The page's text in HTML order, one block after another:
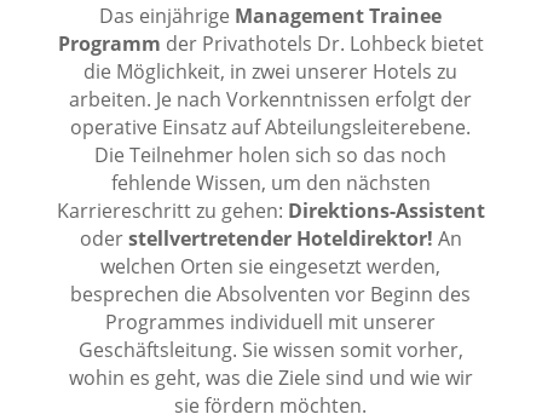
Das einjährige Management Trainee
Programm der Privathotels Dr. Lohbeck bietet
die Möglichkeit, in zwei unserer Hotels zu
arbeiten. Je nach Vorkenntnissen erfolgt der
operative Einsatz auf Abteilungsleiterebene.
Die Teilnehmer holen sich so das noch
fehlende Wissen, um den nächsten
Karriereschritt zu gehen: Direktions-Assistent
oderstellvertretender Hoteldirektor! An
welchen Orten sie eingesetzt werden,
besprechen die Absolventen vor Beginn des
Programmes individuell mit unserer
Geschäftsleitung. Sie wissen somit vorher,
wohin es geht, was die Ziele sind und wie wir
sie fördern möchten.